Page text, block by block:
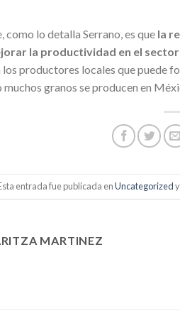
lo detalla Serrano, es que la
la productividad en el
productores locales que puede
granos se producen en
entrada fue publicada enUncategorized
MARTINEZ